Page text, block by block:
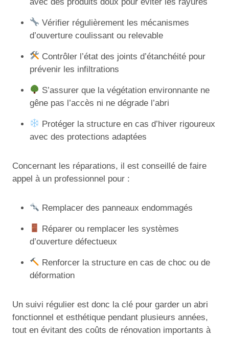
Vérifier régulièrement les mécanismes
d’ouverture coulissant ou relevable
Contrôler l’état des joints d’étanchéité pour
prévenir les infiltrations
S’assurer que la végétation environnante ne
gêne pas l’accès ni ne dégrade l’abri
Protéger la structure en cas d’hiver rigoureux
avec des protections adaptées
Concernant les réparations, il est conseillé de faire
appel à un professionnel pour :
Remplacer des panneaux endommagés
Réparer ou remplacer les systèmes
d’ouverture défectueux
Renforcer la structure en cas de choc ou de
déformation
Un suivi régulier est donc la clé pour garder un abri
fonctionnel et esthétique pendant plusieurs années,
tout en évitant des coûts de rénovation importants à